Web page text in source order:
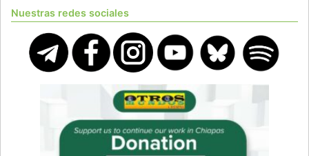
Nuestras redes sociales